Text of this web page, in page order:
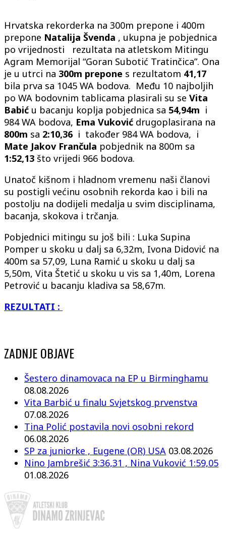
Hrvatska rekorderka na 300m prepone i 400m
prepone Natalija Švenda , ukupna je pobjednica
po vrijednosti rezultata na atletskom Mitingu
Agram Memorijal “Goran Subotić Tratinčica”. Ona
je u utrci na 300m prepone s rezultatom 41,17
bila prva sa 1045 WA bodova. Među 10 najboljih
po WA bodovnim tablicama plasirali su se Vita
Babić u bacanju koplja pobjednica sa 54,94m i
984 WA bodova, Ema Vuković drugoplasirana na
800m sa 2:10,36 i također 984 WA bodova, i
Mate Jakov Frančula pobjednik na 800m sa
1:52,13 što vrijedi 966 bodova.
Unatoč kišnom i hladnom vremenu naši članovi
su postigli većinu osobnih rekorda kao i bili na
postolju na dodijeli medalja u svim disciplinama,
bacanja, skokova i trčanja.
Pobjednici mitingu su još bili : Luka Supina
Pomper u skoku u dalj sa 6,32m, Ivona Didović na
400m sa 57,09, Luna Ramić u skoku u dalj sa
5,50m, Vita Štetić u skoku u vis sa 1,40m, Lorena
Petrović u bacanju kladiva sa 58,67m.
REZULTATI :
ZADNJE OBJAVE
Šestero dinamovaca na EP u Birminghamu
08.08.2026
Vita Barbić u finalu Svjetskog prvenstva
07.08.2026
Tina Polić postavila novi osobni rekord
06.08.2026
SP za juniorke , Eugene (OR) USA 03.08.2026
Nino Jambrešić 3:36,31 , Nina Vuković 1:59,05
01.08.2026